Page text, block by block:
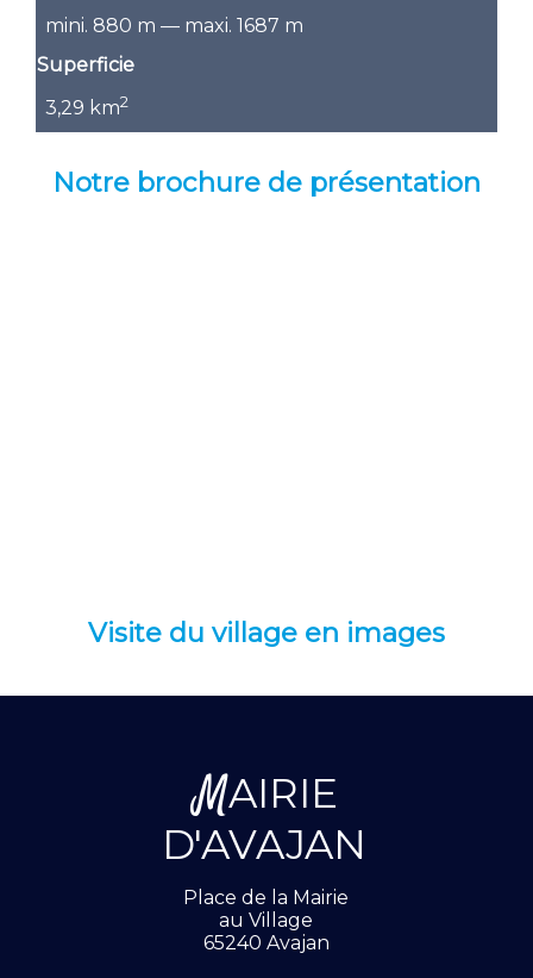
mini. 880 m — maxi. 1687 m
Superficie
3,29 km2
Notre brochure de présentation
Visite du village en images
MAIRIE
D'AVAJAN
Place de la Mairie
au Village
65240 Avajan